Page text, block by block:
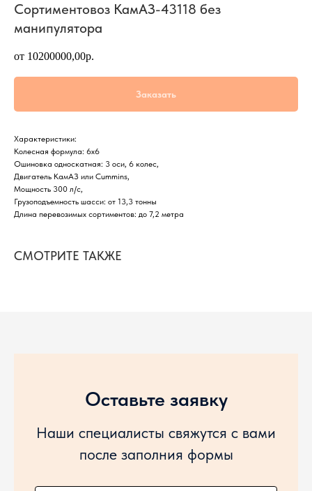
Сортиментовоз КамАЗ-43118 без
манипулятора
от 10200000,00р.
Заказать
Характеристики:
Колесная формула: 6х6
Ошиновка односкатная: 3 оси, 6 колес,
Двигатель КамАЗ или Cummins,
Мощность 300 л/с,
Грузоподъемность шасси: от 13,3 тонны
Длина перевозимых сортиментов: до 7,2 метра
СМОТРИТЕ ТАКЖЕ
Оставьте заявку
Наши специалисты свяжутся с вами
после заполния формы